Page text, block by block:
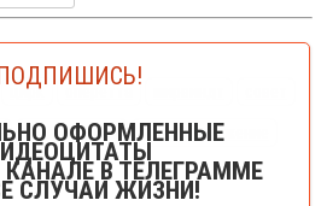
цирк
сомневаться предостережение
ОФОРМЛЕННЫЕ
В ТЕЛЕГРАММЕ
СЛУЧАИ ЖИЗНИ!